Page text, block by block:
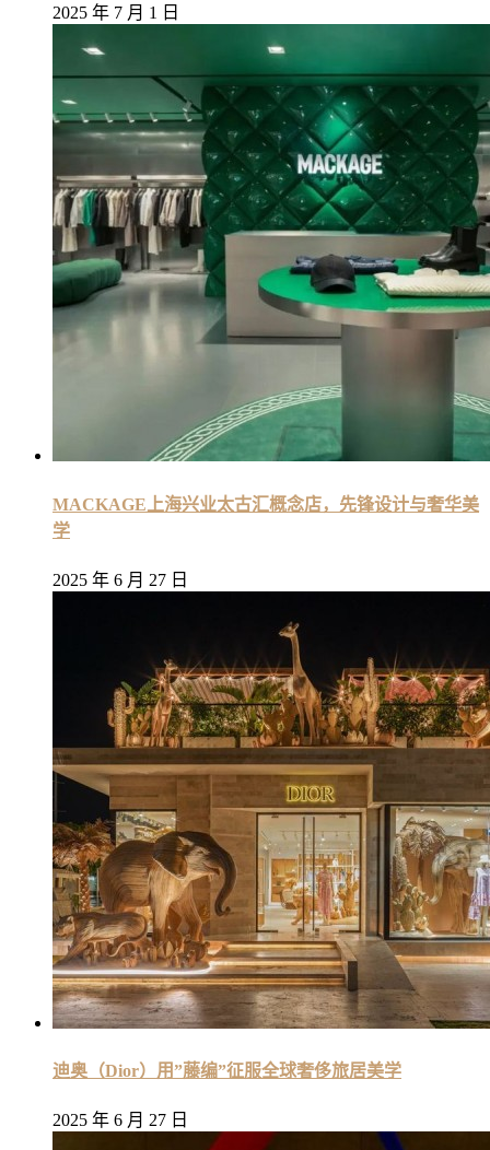
2025 年 7 月 1 日
MACKAGE上海兴业太古汇概念店，先锋设计与奢华美
学
2025 年 6 月 27 日
迪奥（Dior）用”藤编”征服全球奢侈旅居美学
2025 年 6 月 27 日